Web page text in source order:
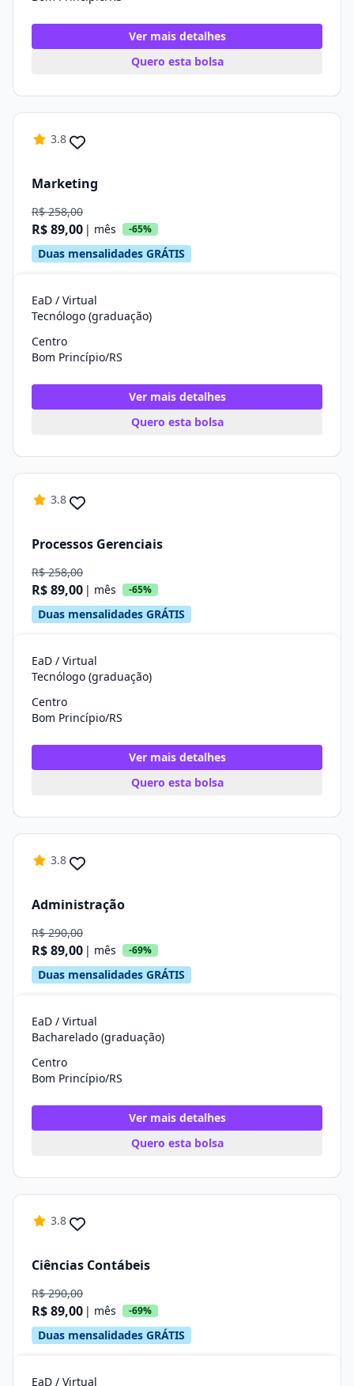
Ver mais detalhes
Quero esta bolsa
3.8
Marketing
R$ 258,00
R$ 89,00 | mês -65%
Duas mensalidades GRÁTIS
EaD / Virtual
Tecnólogo (graduação)
Centro
Bom Princípio/RS
Ver mais detalhes
Quero esta bolsa
3.8
Processos Gerenciais
R$ 258,00
R$ 89,00 | mês -65%
Duas mensalidades GRÁTIS
EaD / Virtual
Tecnólogo (graduação)
Centro
Bom Princípio/RS
Ver mais detalhes
Quero esta bolsa
3.8
Administração
R$ 290,00
R$ 89,00 | mês -69%
Duas mensalidades GRÁTIS
EaD / Virtual
Bacharelado (graduação)
Centro
Bom Princípio/RS
Ver mais detalhes
Quero esta bolsa
3.8
Ciências Contábeis
R$ 290,00
R$ 89,00 | mês -69%
Duas mensalidades GRÁTIS
EaD / Virtual